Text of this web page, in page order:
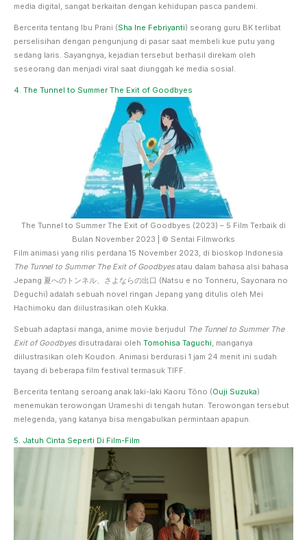
media digital, sangat berkaitan dengan kehidupan pasca pandemi.
Bercerita tentang Ibu Prani (Sha Ine Febriyanti) seorang guru BK terlibat
perselisihan dengan pengunjung di pasar saat membeli kue putu yang
sedang laris. Sayangnya, kejadian tersebut berhasil direkam oleh
seseorang dan menjadi viral saat diunggah ke media sosial.
4. The Tunnel to Summer The Exit of Goodbyes
The Tunnel to Summer The Exit of Goodbyes (2023) – 5 Film Terbaik di
Bulan November 2023 | © Sentai Filmworks
Film animasi yang rilis perdana 15 November 2023, di bioskop Indonesia
The Tunnel to Summer The Exit of Goodbyes atau dalam bahasa alsi bahasa
Jepang 夏へのトンネル、さよならの出口 (Natsu e no Tonneru, Sayonara no
Deguchi) adalah sebuah novel ringan Jepang yang ditulis oleh Mei
Hachimoku dan diilustrasikan oleh Kukka.
Sebuah adaptasi manga, anime movie berjudul The Tunnel to Summer The
Exit of Goodbyes disutradarai oleh Tomohisa Taguchi , manganya
diilustrasikan oleh Koudon. Animasi berdurasi 1 jam 24 menit ini sudah
tayang di beberapa film festival termasuk TIFF.
Bercerita tentang seroang anak laki-laki Kaoru Tōno (Ouji Suzuka)
menemukan terowongan Urameshi di tengah hutan. Terowongan tersebut
melegenda, yang katanya bisa mengabulkan permintaan apapun.
5. Jatuh Cinta Seperti Di Film-Film